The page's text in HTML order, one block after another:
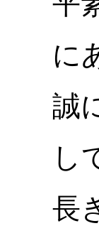
に
誠
し
長